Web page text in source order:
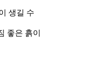
생길 수
좋은 흙이